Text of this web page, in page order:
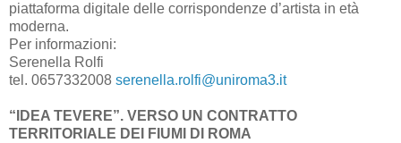
piattaforma digitale delle corrispondenze d’artista in età
moderna.
Per informazioni:
Serenella Rolfi
tel. 0657332008 serenella.rolfi@uniroma3.it
“IDEA TEVERE”. VERSO UN CONTRATTO
TERRITORIALE DEI FIUMI DI ROMA